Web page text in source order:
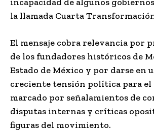
la llamada Cuarta
El mensaje cobra relevancia por
de los fundadores históricos de
Estado de México y por darse en
creciente tensión política para el
marcado por señalamientos de
disputas internas y críticas
figuras del movimiento.